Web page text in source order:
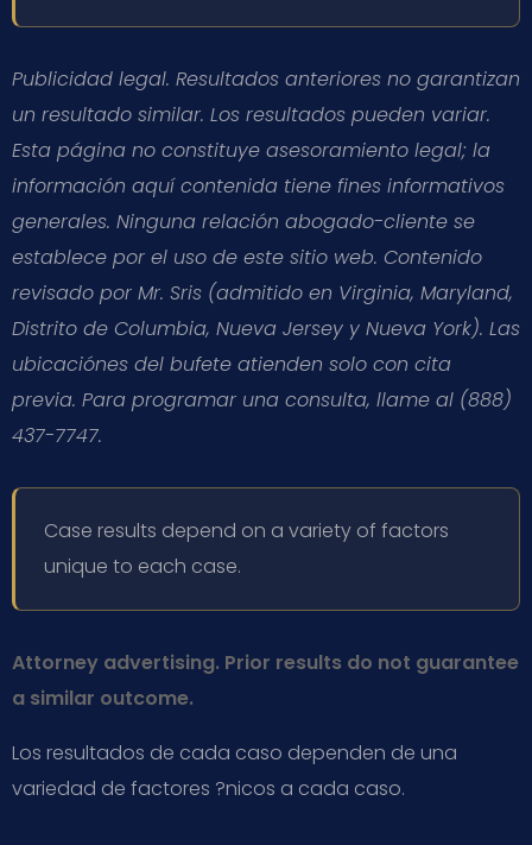
Publicidad legal. Resultados anteriores no garantizan
un resultado similar. Los resultados pueden variar.
Esta página no constituye asesoramiento legal; la
información aquí contenida tiene fines informativos
generales. Ninguna relación abogado-cliente se
establece por el uso de este sitio web. Contenido
revisado por Mr. Sris (admitido en Virginia, Maryland,
Distrito de Columbia, Nueva Jersey y Nueva York). Las
ubicaciónes del bufete atienden solo con cita
previa. Para programar una consulta, llame al (888)
437-7747.
Case results depend on a variety of factors
unique to each case.
Attorney advertising. Prior results do not guarantee
a similar outcome.
Los resultados de cada caso dependen de una
variedad de factores ?nicos a cada caso.